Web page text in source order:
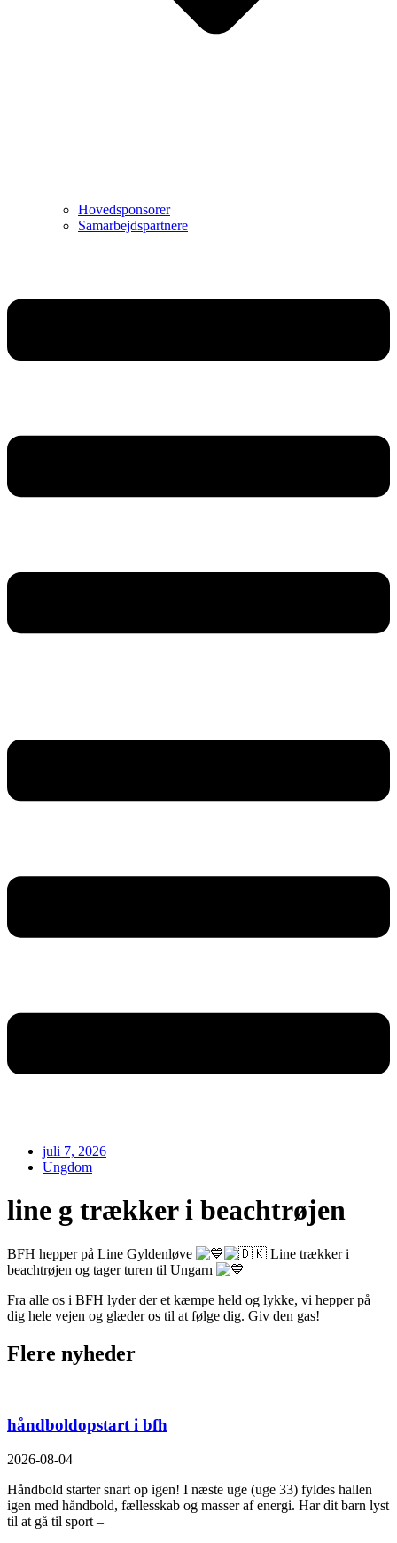
Hovedsponsorer
Samarbejdspartnere
juli 7, 2026
Ungdom
line g trækker i beachtrøjen
BFH hepper på Line Gyldenløve
Line trækker i
beachtrøjen og tager turen til Ungarn
Fra alle os i BFH lyder der et kæmpe held og lykke, vi hepper på
dig hele vejen og glæder os til at følge dig. Giv den gas!
Flere nyheder
håndboldopstart i bfh
2026-08-04
Håndbold starter snart op igen! I næste uge (uge 33) fyldes hallen
igen med håndbold, fællesskab og masser af energi. Har dit barn lyst
til at gå til sport –